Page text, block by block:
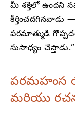
మీ శక్తిలో ఉందని
కీర్తించదగినవాడు
పరమాత్ముడి
సుసాధ్యం చేస్తాడు.”
పరమహంస
మరియు